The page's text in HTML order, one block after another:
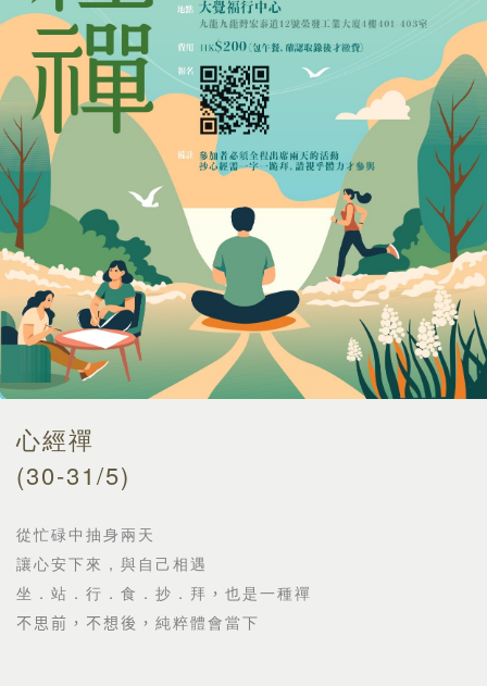
心經禪
(30-31/5)
從忙碌中抽身兩天
讓心安下來，與自己相遇
坐．站．行．食．抄．拜 ， 也是一種禪
不思前，不想後， 純粹體會當下